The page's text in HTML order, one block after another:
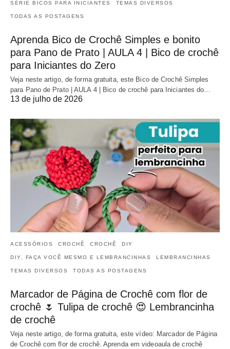
SÉRIE BICOS PARA INICIANTES TEMAS DIVERSOS
TODAS AS POSTAGENS
Aprenda Bico de Crochê Simples e bonito
para Pano de Prato | AULA 4 | Bico de crochê
para Iniciantes do Zero
Veja neste artigo, de forma gratuita, este Bico de Crochê Simples
para Pano de Prato | AULA 4 | Bico de crochê para Iniciantes do…
13 de julho de 2026
ACESSÓRIOS CROCHÊ CROCHÊ DIY
DIY, FAÇA VOCÊ MESMO E LEMBRANCINHAS LEMBRANCINHAS
TEMAS DIVERSOS TODAS AS POSTAGENS
Marcador de Página de Crochê com flor de
crochê 🌷 Tulipa de crochê 😍 Lembrancinha
de crochê
Veja neste artigo, de forma gratuita, este vídeo: Marcador de Página
de Crochê com flor de crochê. Aprenda em videoaula de crochê